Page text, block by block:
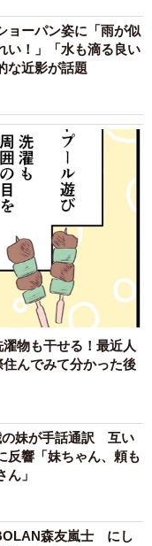
ョーパン姿に「雨が似
い！」「水も滴る良い
な近影が話題
物も干せる！最近人
んでみて分かった後
の妹が手話通訳 互い
反響「妹ちゃん、頼も
」
森友嵐士 にし